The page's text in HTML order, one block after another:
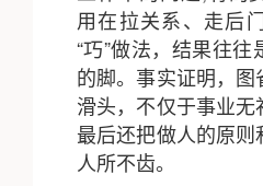
用在拉关系、走后
“巧”做法，结果往
的脚。事实证明，
滑头，不仅于事业无
最后还把做人的原
人所不齿。